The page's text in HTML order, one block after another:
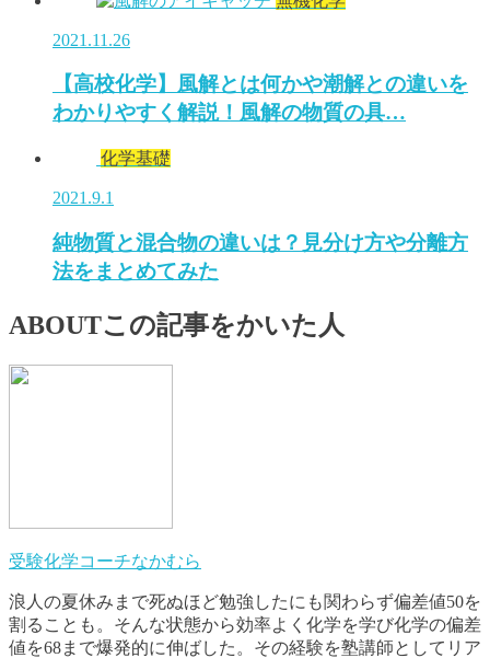
2021.11.26
【高校化学】風解とは何かや潮解との違いを
わかりやすく解説！風解の物質の具…
化学基礎
2021.9.1
純物質と混合物の違いは？見分け方や分離方
法をまとめてみた
ABOUTこの記事をかいた人
受験化学コーチなかむら
浪人の夏休みまで死ぬほど勉強したにも関わらず偏差値50を
割ることも。そんな状態から効率よく化学を学び化学の偏差
値を68まで爆発的に伸ばした。その経験を塾講師としてリア